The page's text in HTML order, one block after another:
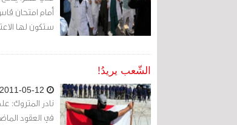
أمام امتحان
ستكون لها
الشّعب يريدُ!
نادر المتروك:
في العقود